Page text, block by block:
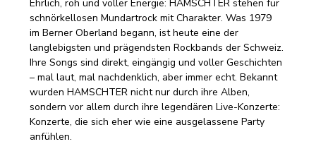
Ehrlich, roh und voller Energie: HAMSCHTER stehen für
schnörkellosen Mundartrock mit Charakter. Was 1979
im Berner Oberland begann, ist heute eine der
langlebigsten und prägendsten Rockbands der Schweiz.
Ihre Songs sind direkt, eingängig und voller Geschichten
– mal laut, mal nachdenklich, aber immer echt. Bekannt
wurden HAMSCHTER nicht nur durch ihre Alben,
sondern vor allem durch ihre legendären Live-Konzerte:
Konzerte, die sich eher wie eine ausgelassene Party
anfühlen.